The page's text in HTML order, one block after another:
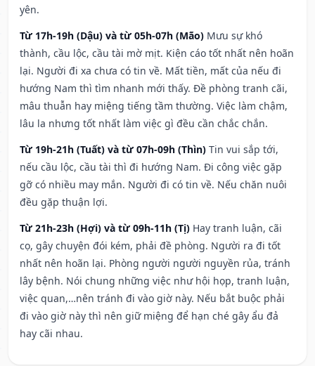
yên.
Từ 17h-19h (Dậu) và từ 05h-07h (Mão) Mưu sự khó
thành, cầu lộc, cầu tài mờ mịt. Kiện cáo tốt nhất nên hoãn
lại. Người đi xa chưa có tin về. Mất tiền, mất của nếu đi
hướng Nam thì tìm nhanh mới thấy. Đề phòng tranh cãi,
mâu thuẫn hay miệng tiếng tầm thường. Việc làm chậm,
lâu la nhưng tốt nhất làm việc gì đều cần chắc chắn.
Từ 19h-21h (Tuất) và từ 07h-09h (Thìn) Tin vui sắp tới,
nếu cầu lộc, cầu tài thì đi hướng Nam. Đi công việc gặp
gỡ có nhiều may mắn. Người đi có tin về. Nếu chăn nuôi
đều gặp thuận lợi.
Từ 21h-23h (Hợi) và từ 09h-11h (Tị) Hay tranh luận, cãi
cọ, gây chuyện đói kém, phải đề phòng. Người ra đi tốt
nhất nên hoãn lại. Phòng người người nguyền rủa, tránh
lây bệnh. Nói chung những việc như hội họp, tranh luận,
việc quan,…nên tránh đi vào giờ này. Nếu bắt buộc phải
đi vào giờ này thì nên giữ miệng để hạn ché gây ẩu đả
hay cãi nhau.